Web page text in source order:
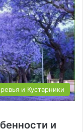
и Кустарники
и